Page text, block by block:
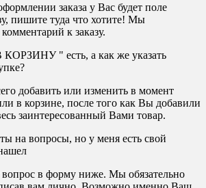
заказа у Вас будет поле
пишите туда что хотите! Мы
к заказу.
" есть, а как же указать
добавить или изменить в момент
в корзине, после того как Вы добавили
заинтересованный Вами товар.
на вопросы, но у меня есть свой
вопрос в форму ниже. Мы обязательно